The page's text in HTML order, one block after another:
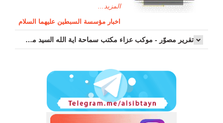
المزيد...
اخبار مؤسسة السبطين عليهما السلام
تقرير مصوّر - موكب عزاء مکتب سماحة اية الله السيد مرتضى الموسوي الاصفهاني في يوم إستشهاد السيدة فاطم...